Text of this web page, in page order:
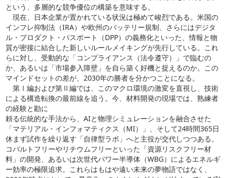
という、多層的な競争優位の構築を意味する。
現在、日本企業が置かれている状況は極めて峻烈である。米国の
インフレ抑制法（IRA）や欧州のバッテリー規制、さらにはデジタ
ル・プロダクト・パスポート（DPP）の義務化といった、情報と物
質が密接に結合した新しいルールメイキングが先行している。これ
らに対し、受動的な「コンプライアンス（法令遵守）」で臨むの
か、あるいは「市場参入障壁」を自ら築く好機と捉えるのか。この
マインドセットの差が、2030年の勝者を分かつことになる。
第Ⅰ編および第Ⅱ編では、このマクロ環境の激変を直視し、技術
による構造転換の最前線を追う。今、材料開発の現場では、熟練者
の経験と勘に
頼る伝統的な手法から、AIと物理シミュレーションを融合させた
「マテリアル・インフォマティクス（MI）」、そして24時間365日
休まず試作を繰り返す「自律型ラボ」へと主役が交代しつつある。
コバルトフリーやリチウムフリーといった「資源リスクフリー材
料」の開発、あるいは次世代パワー半導体（WBG）によるエネルギ
ー効率の極限追求。これらはもはや遠い未来の夢物語ではなく、